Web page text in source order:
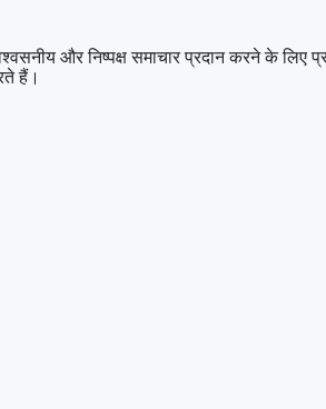
और निष्पक्ष समाचार प्रदान करने के लिए
हैं।